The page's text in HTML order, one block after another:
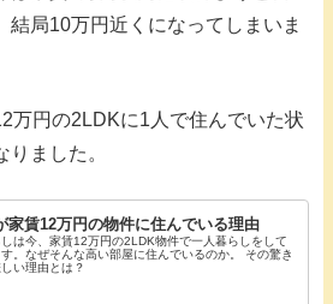
結局10万円近くになってしまいま
万円の2LDKに1人で住んでいた状
ました。
家賃12万円の物件に住んでいる理由
は今、家賃12万円の2LDK物件で一人暮らしをして
。なぜそんな高い部屋に住んでいるのか。 その驚き
い理由とは？